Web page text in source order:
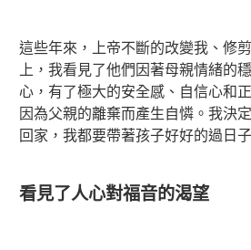
這些年來，上帝不斷的改變我、修
上，我看見了他們因著母親情緒的
心，有了極大的安全感、自信心和
因為父親的離棄而產生自憐。我決
回家，我都要帶著孩子好好的過日子
看見了人心對福音的渴望